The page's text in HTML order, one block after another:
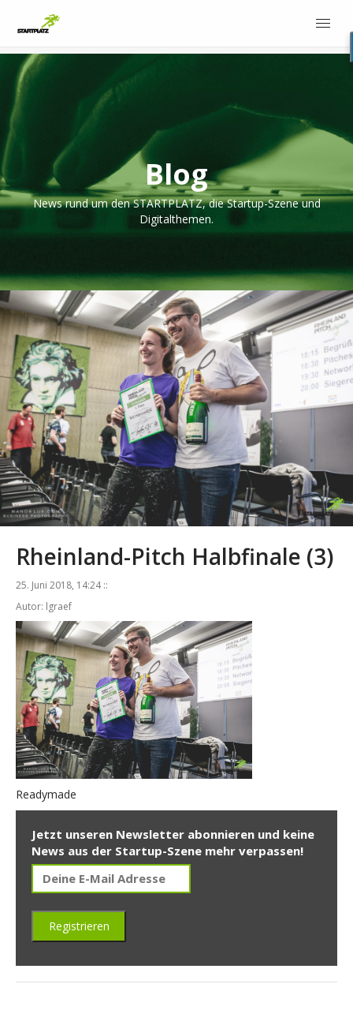
Blog
News rund um den STARTPLATZ, die Startup-Szene und
Digitalthemen.
Rheinland-Pitch Halbfinale (3)
25. Juni 2018, 14:24 ::
Autor: lgraef
Readymade
Jetzt unseren Newsletter abonnieren und keine
News aus der Startup-Szene mehr verpassen!